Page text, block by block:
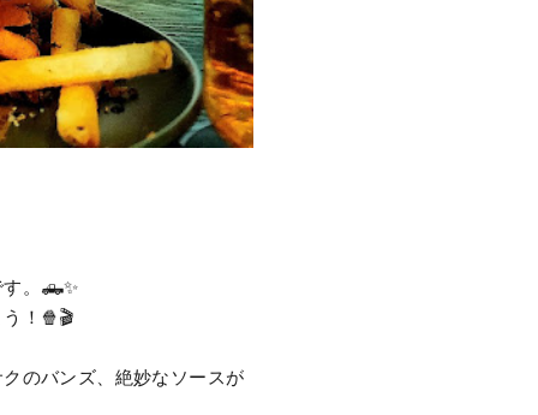
。🛻✨
！🍿🎬
のバンズ、絶妙なソースが